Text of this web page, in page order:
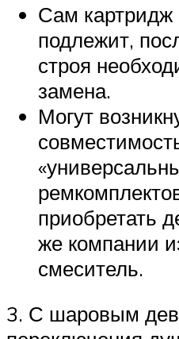
Сам картридж
подлежит,
строя
замена.
Могут
приобретать
же компании
смеситель.
3. С шаровым